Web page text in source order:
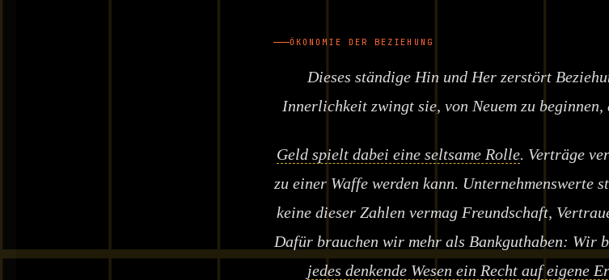
ÖKONOMIE DER BEZIEHUNG
Dieses ständige Hin und Her zerstört
Innerlichkeit zwingt sie, von Neuem zu beginnen,
Geld spielt dabei eine seltsame Rolle. Verträge
zu einer Waffe werden kann. Unternehmenswerte
keine dieser Zahlen vermag Freundschaft,
Dafür brauchen wir mehr als Bankguthaben: Wir
jedes denkende Wesen ein Recht auf eigene